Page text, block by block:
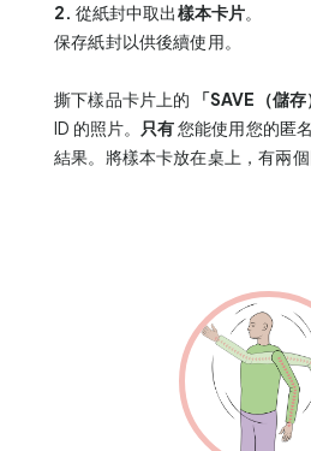
2. 從紙封中取出樣本卡片。
保存紙封以供後續使用。
撕下樣品卡片上的 「SAVE（儲存
ID 的照片。 只有您能使用您的匿
結果。將樣本卡放在桌上，有兩個